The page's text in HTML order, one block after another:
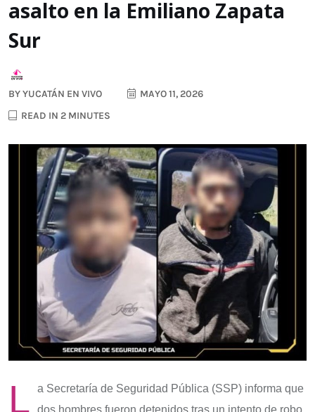
asalto en la Emiliano Zapata
Sur
BYYUCATÁN EN VIVO
MAYO 11, 2026
READ IN 2 MINUTES
L
a Secretaría de Seguridad Pública (SSP) informa que
dos hombres fueron detenidos tras un intento de robo